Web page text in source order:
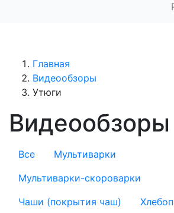
Главная
Видеообзоры
Утюги
Видеообзоры
Все
Мультиварки
Мультиварки-скороварки
Чаши (покрытия чаш)